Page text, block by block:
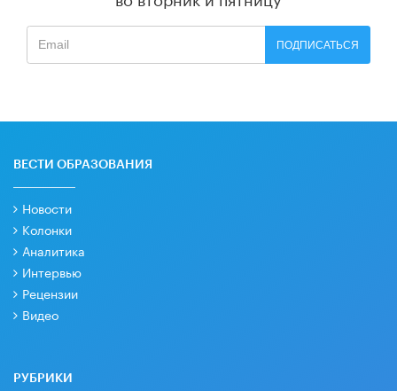
ПОДПИСАТЬСЯ
ВЕСТИ ОБРАЗОВАНИЯ
Новости
Колонки
Аналитика
Интервью
Рецензии
Видео
РУБРИКИ